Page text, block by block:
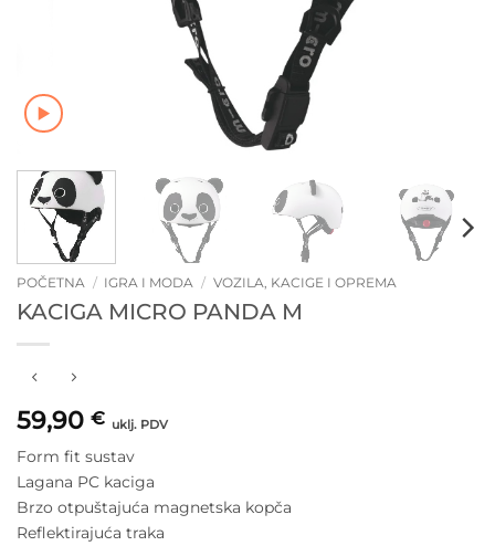
POČETNA / IGRA I MODA / VOZILA, KACIGE I OPREMA
KACIGA MICRO PANDA M
59,90 € uklj. PDV
Form fit sustav
Lagana PC kaciga
Brzo otpuštajuća magnetska kopča
Reflektirajuća traka